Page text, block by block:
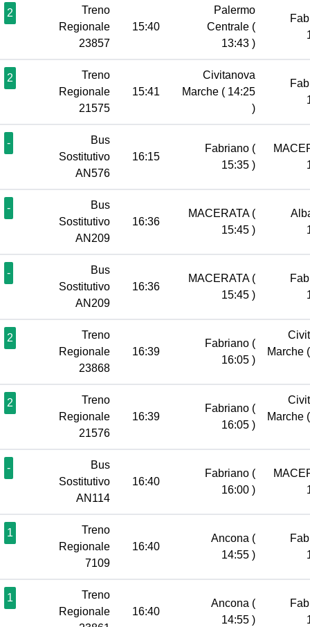
2
Treno
Regionale
23857
15:40
Palermo
Centrale (
13:43 )
2
Treno
Regionale
21575
15:41
Civitanova
Marche ( 14:25
)
-
Bus
Sostitutivo
AN576
16:15
Fabriano (
15:35 )
-
Bus
Sostitutivo
AN209
16:36
MACERATA (
15:45 )
-
Bus
Sostitutivo
AN209
16:36
MACERATA (
15:45 )
2
Treno
Regionale
23868
16:39
Fabriano (
16:05 )
Marche
2
Treno
Regionale
21576
16:39
Fabriano (
16:05 )
Marche
-
Bus
Sostitutivo
AN114
16:40
Fabriano (
16:00 )
1
Treno
Regionale
7109
16:40
Ancona (
14:55 )
1
Treno
Regionale
16:40
Ancona (
14:55 )